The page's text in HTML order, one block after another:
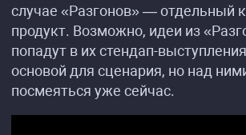
случае «Разгонов» — отдельный
продукт. Возможно, идеи из
попадут в их стендап-
основой для сценария, но над
посмеяться уже сейчас.